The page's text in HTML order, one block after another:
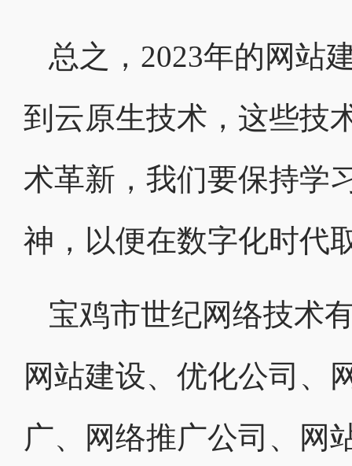
总之，2023年的网站
到云原生技术，这些技
术革新，我们要保持学
神，以便在数字化时代
宝鸡市世纪网络技术
网站建设、优化公司、
广、网络推广公司、网